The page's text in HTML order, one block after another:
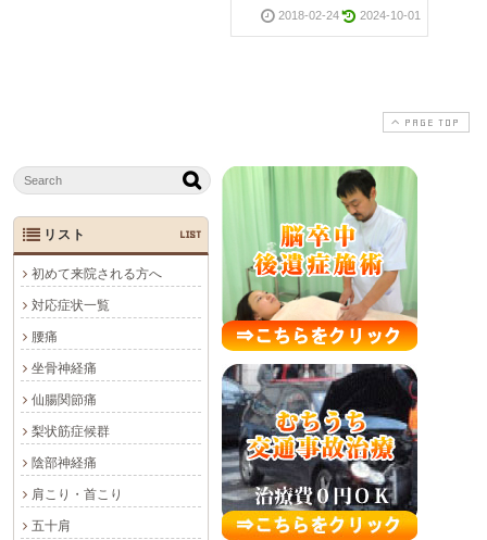
2018-02-24 2024-10-01
PAGE TOP
リスト LIST
初めて来院される方へ
対応症状一覧
腰痛
坐骨神経痛
仙腸関節痛
梨状筋症候群
陰部神経痛
肩こり・首こり
五十肩